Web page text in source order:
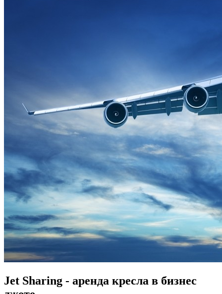
Jet Sharing - аренда кресла в бизнес